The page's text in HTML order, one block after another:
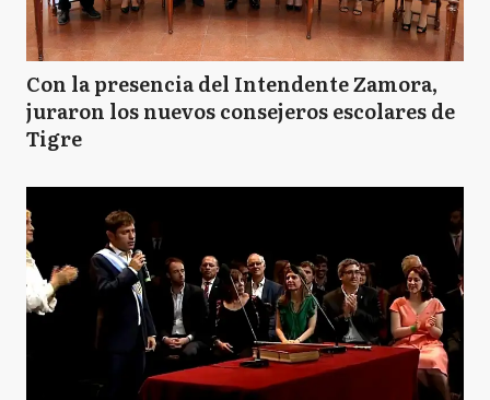
Con la presencia del Intendente Zamora,
juraron los nuevos consejeros escolares de
Tigre